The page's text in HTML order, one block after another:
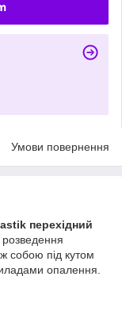
Умови повернення
перехідний
собою під кутом
опалення.